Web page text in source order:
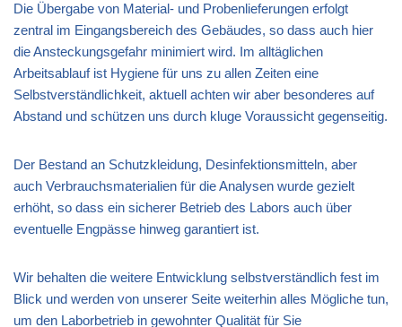
Die Übergabe von Material- und Probenlieferungen erfolgt
zentral im Eingangsbereich des Gebäudes, so dass auch hier
die Ansteckungsgefahr minimiert wird. Im alltäglichen
Arbeitsablauf ist Hygiene für uns zu allen Zeiten eine
Selbstverständlichkeit, aktuell achten wir aber besonderes auf
Abstand und schützen uns durch kluge Voraussicht gegenseitig.
Der Bestand an Schutzkleidung, Desinfektionsmitteln, aber
auch Verbrauchsmaterialien für die Analysen wurde gezielt
erhöht, so dass ein sicherer Betrieb des Labors auch über
eventuelle Engpässe hinweg garantiert ist.
Wir behalten die weitere Entwicklung selbstverständlich fest im
Blick und werden von unserer Seite weiterhin alles Mögliche tun,
um den Laborbetrieb in gewohnter Qualität für Sie